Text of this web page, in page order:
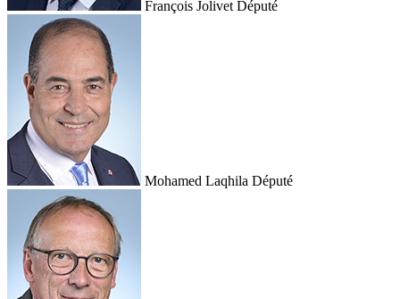
François Jolivet Député
Mohamed Laqhila Député